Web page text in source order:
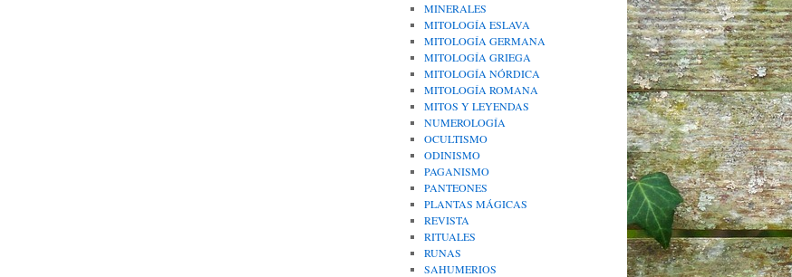
MINERALES
MITOLOGÍA ESLAVA
MITOLOGÍA GERMANA
MITOLOGÍA GRIEGA
MITOLOGÍA NÓRDICA
MITOLOGÍA ROMANA
MITOS Y LEYENDAS
NUMEROLOGÍA
OCULTISMO
ODINISMO
PAGANISMO
PANTEONES
PLANTAS MÁGICAS
REVISTA
RITUALES
RUNAS
SAHUMERIOS